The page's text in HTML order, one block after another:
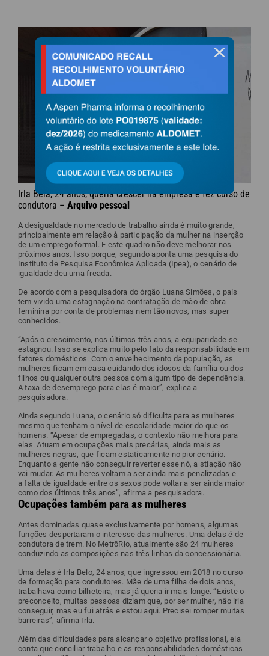
Irla Bela, 24 anos, queria crescer na empresa e fez curso de
condutora – Arquivo pessoal
A desigualdade no mercado de trabalho ainda é muito grande,
principalmente em relação à participação da mulher na inserção
de um emprego formal. E este quadro não deve melhorar nos
próximos anos. Isso porque, segundo aponta uma pesquisa do
Instituto de Pesquisa Econômica Aplicada (Ipea), o cenário de
igualdade deu uma freada.
De acordo com a pesquisadora do órgão Luana Simões, o país
tem vivido uma estagnação na contratação de mão de obra
feminina por conta de problemas nem tão novos, mas super
conhecidos.
“Após o crescimento, nos últimos três anos, a equiparidade se
estagnou. Isso se explica muito pelo fato da responsabilidade em
fatores domésticos. Com o envelhecimento da população, as
mulheres ficam em casa cuidando dos idosos da família ou dos
filhos ou qualquer outra pessoa com algum tipo de dependência.
A taxa de desemprego para elas é maior”, explica a
pesquisadora.
Ainda segundo Luana, o cenário só dificulta para as mulheres
mesmo que tenham o nível de escolaridade maior do que os
homens. “Apesar de empregadas, o contexto não melhora para
elas. Atuam em ocupações mais precárias, ainda mais as
mulheres negras, que ficam estaticamente no pior cenário.
Enquanto a gente não conseguir reverter esse nó, a stiação não
vai mudar. As mulheres voltam a ser ainda mais penalizadas e
a falta de igualdade entre os sexos pode voltar a ser ainda maior
como dos últimos três anos”, afirma a pesquisadora.
Ocupações também para as mulheres
Antes dominadas quase exclusivamente por homens, algumas
funções despertaram o interesse das mulheres. Uma delas é de
condutora de trem. No MetrôRio, atualmente são 24 mulheres
conduzindo as composições nas três linhas da concessionária.
Uma delas é Irla Belo, 24 anos, que ingressou em 2018 no curso
de formação para condutores. Mãe de uma filha de dois anos,
trabalhava como bilheteira, mas já queria ir mais longe. “Existe o
preconceito, muitas pessoas diziam que, por ser mulher, não iria
conseguir, mas eu fui atrás e estou aqui. Precisei romper muitas
barreiras”, afirma Irla.
Além das dificuldades para alcançar o objetivo profissional, ela
conta que conciliar trabalho e as responsabilidades domésticas